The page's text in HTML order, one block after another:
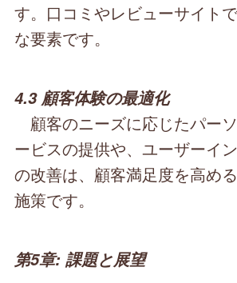
す。口コミやレビューサイト
な要素です。
4.3 顧客体験の最適化
顧客のニーズに応じたパー
ービスの提供や、ユーザーイ
の改善は、顧客満足度を高め
施策です。
第5章: 課題と展望